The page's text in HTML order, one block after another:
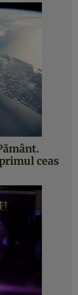
ceas